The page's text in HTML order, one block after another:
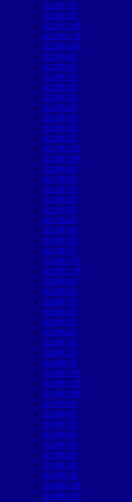
2023年2月
2023年1月
2022年12月
2022年11月
2022年10月
2022年9月
2022年8月
2022年7月
2022年6月
2022年5月
2022年4月
2022年3月
2022年2月
2022年1月
2021年12月
2021年10月
2021年9月
2021年8月
2021年7月
2021年6月
2021年5月
2021年4月
2021年3月
2021年2月
2021年1月
2020年12月
2020年11月
2020年9月
2020年8月
2020年7月
2020年6月
2020年5月
2020年4月
2020年3月
2020年2月
2020年1月
2019年12月
2019年11月
2019年10月
2019年9月
2019年8月
2019年7月
2019年6月
2019年5月
2019年4月
2019年3月
2019年1月
2018年12月
2018年11月